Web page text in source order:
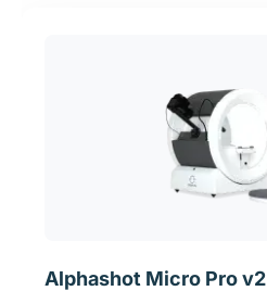
Alphashot Micro Pro v2